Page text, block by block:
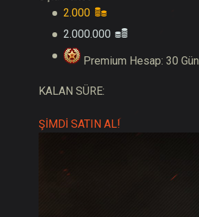
2.000
2.000.000
Premium Hesap: 30 Gün
KALAN SÜRE:
ŞİMDİ SATIN AL!